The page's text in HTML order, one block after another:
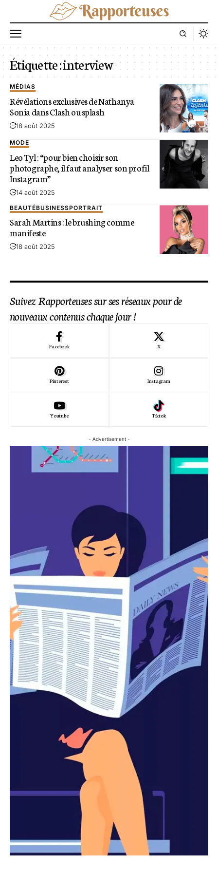
Étiquette :interview
MÉDIAS
Révélations exclusives de Nathanya
Sonia dans Clash ou splash
18 août 2025
MODE
Leo Tyl : “pour bien choisir son
photographe, il faut analyser son profil
Instagram”
14 août 2025
BEAUTÉBUSINESSPORTRAIT
Sarah Martins : le brushing comme
manifeste
18 août 2025
Suivez Rapporteuses sur ses réseaux pour de
nouveaux contenus chaque jour !
Facebook X
Pinterest Instagram
Youtube Tiktok
- Advertisement -